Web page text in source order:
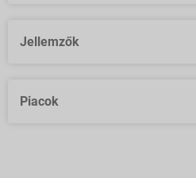
Jellemzők
Piacok